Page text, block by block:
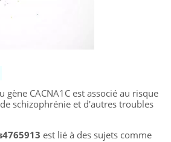
CACNA1C est associé au risque
schizophrénie et d'autres troubles
est lié à des sujets comme